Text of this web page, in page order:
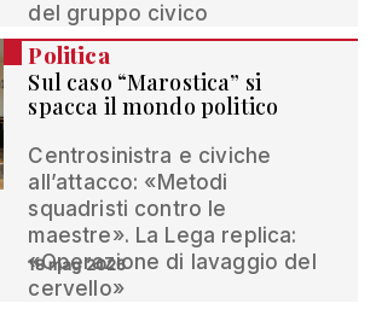
del gruppo civico
Politica
Sul caso “Marostica” si
spacca il mondo politico
Centrosinistra e civiche
all’attacco: «Metodi
squadristi contro le
maestre». La Lega replica:
«Operazione di lavaggio del
cervello»
18 mag 2026